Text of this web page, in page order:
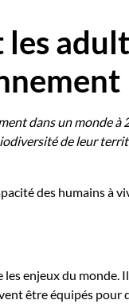
les
dans un monde à
de leur
des humains à
enjeux du monde.
être équipés pour